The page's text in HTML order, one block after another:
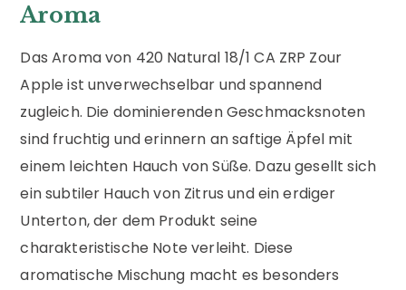
Aroma
Das Aroma von 420 Natural 18/1 CA ZRP Zour
Apple ist unverwechselbar und spannend
zugleich. Die dominierenden Geschmacksnoten
sind fruchtig und erinnern an saftige Äpfel mit
einem leichten Hauch von Süße. Dazu gesellt sich
ein subtiler Hauch von Zitrus und ein erdiger
Unterton, der dem Produkt seine
charakteristische Note verleiht. Diese
aromatische Mischung macht es besonders